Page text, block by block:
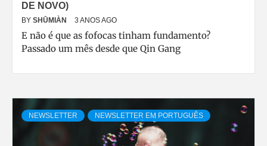
DE NOVO)
BY SHŪMIÀN 3 ANOS AGO
E não é que as fofocas tinham fundamento?
Passado um mês desde que Qin Gang
NEWSLETTER NEWSLETTER EM PORTUGUÊS